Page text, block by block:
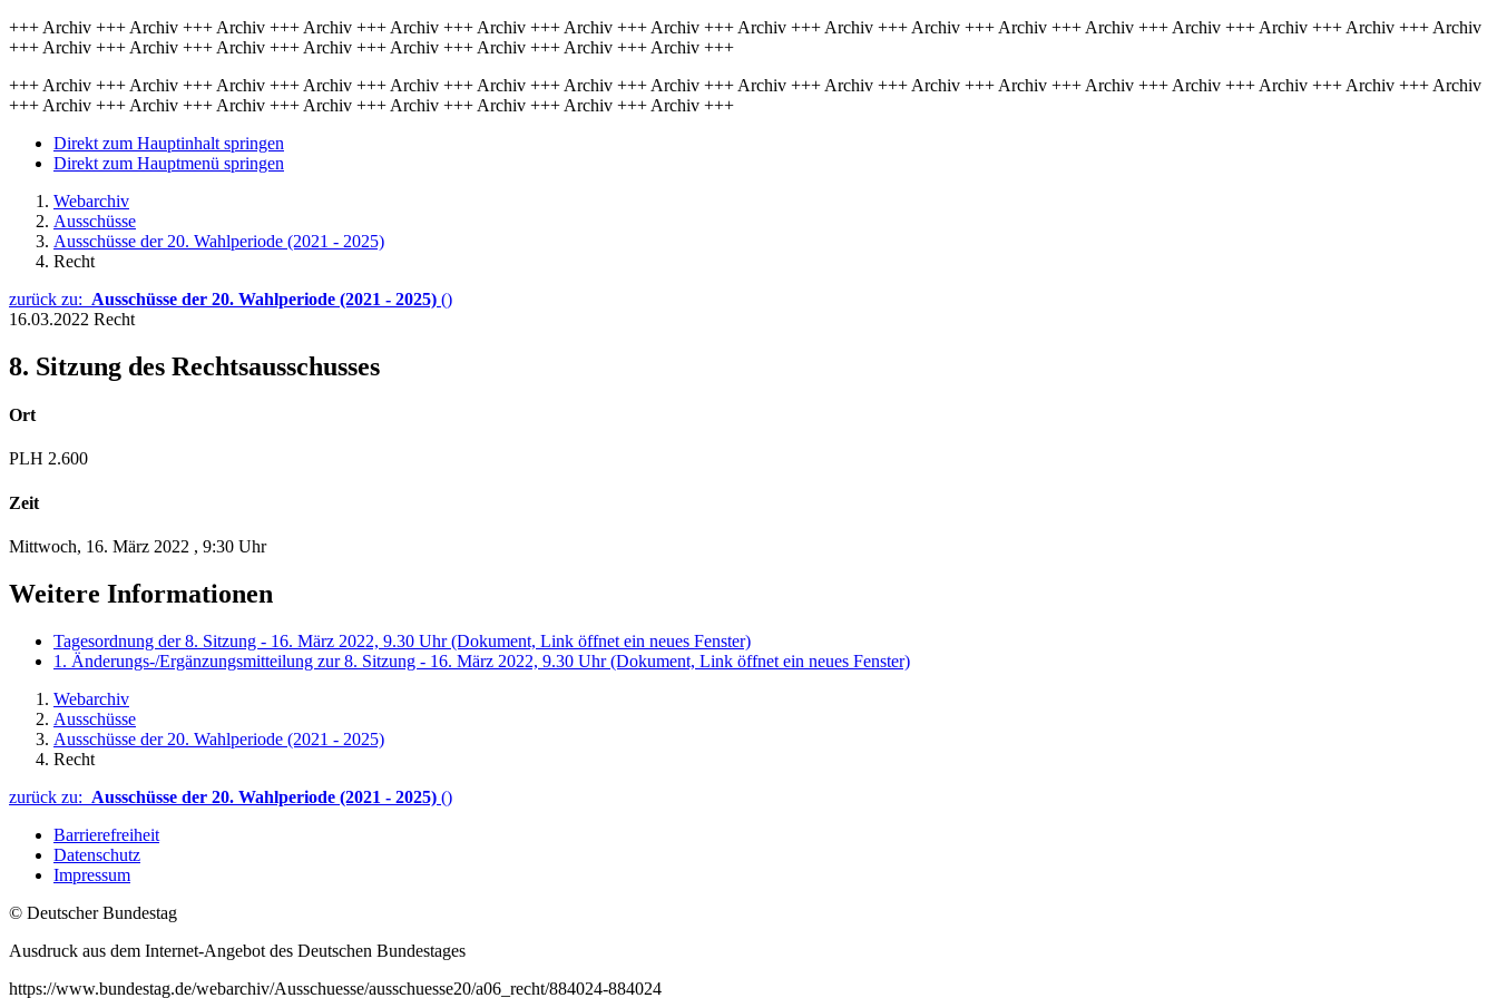
+++ Archiv +++ Archiv +++ Archiv +++ Archiv +++ Archiv +++ Archiv +++ Archiv +++ Archiv +++ Archiv +++ Archiv +++ Archiv +++ Archiv +++ Archiv +++ Archiv +++ Archiv +++ Archiv +++ Archiv
+++ Archiv +++ Archiv +++ Archiv +++ Archiv +++ Archiv +++ Archiv +++ Archiv +++ Archiv +++
+++ Archiv +++ Archiv +++ Archiv +++ Archiv +++ Archiv +++ Archiv +++ Archiv +++ Archiv +++ Archiv +++ Archiv +++ Archiv +++ Archiv +++ Archiv +++ Archiv +++ Archiv +++ Archiv +++ Archiv
+++ Archiv +++ Archiv +++ Archiv +++ Archiv +++ Archiv +++ Archiv +++ Archiv +++ Archiv +++
Direkt zum Hauptinhalt springen
Direkt zum Hauptmenü springen
Webarchiv
Ausschüsse
Ausschüsse der 20. Wahlperiode (2021 - 2025)
Recht
zurück zu: Ausschüsse der 20. Wahlperiode (2021 - 2025) ()
16.03.2022 Recht
8. Sitzung des Rechtsausschusses
Ort
PLH 2.600
Zeit
Mittwoch, 16. März 2022 , 9:30 Uhr
Weitere Informationen
Tagesordnung der 8. Sitzung - 16. März 2022, 9.30 Uhr(Dokument, Link öffnet ein neues Fenster)
1. Änderungs-/Ergänzungsmitteilung zur 8. Sitzung - 16. März 2022, 9.30 Uhr(Dokument, Link öffnet ein neues Fenster)
Webarchiv
Ausschüsse
Ausschüsse der 20. Wahlperiode (2021 - 2025)
Recht
zurück zu: Ausschüsse der 20. Wahlperiode (2021 - 2025) ()
Barrierefreiheit
Datenschutz
Impressum
© Deutscher Bundestag
Ausdruck aus dem Internet-Angebot des Deutschen Bundestages
https://www.bundestag.de/webarchiv/Ausschuesse/ausschuesse20/a06_recht/884024-884024